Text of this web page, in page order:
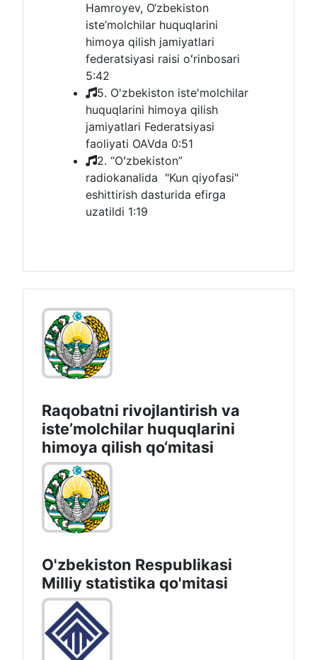
Hamroyev, O‘zbekiston
iste’molchilar huquqlarini
himoya qilish jamiyatlari
federatsiyasi raisi oʻrinbosari
5:42
5. O'zbekiston iste'molchilar
huquqlarini himoya qilish
jamiyatlari Federatsiyasi
faoliyati OAVda 0:51
2. “Oʻzbekiston”
radiokanalida "Kun qiyofasi"
eshittirish dasturida efirga
uzatildi 1:19
Raqobatni rivojlantirish va
isteʼmolchilar huquqlarini
himoya qilish qo‘mitasi
O'zbekiston Respublikasi
Milliy statistika qo'mitasi